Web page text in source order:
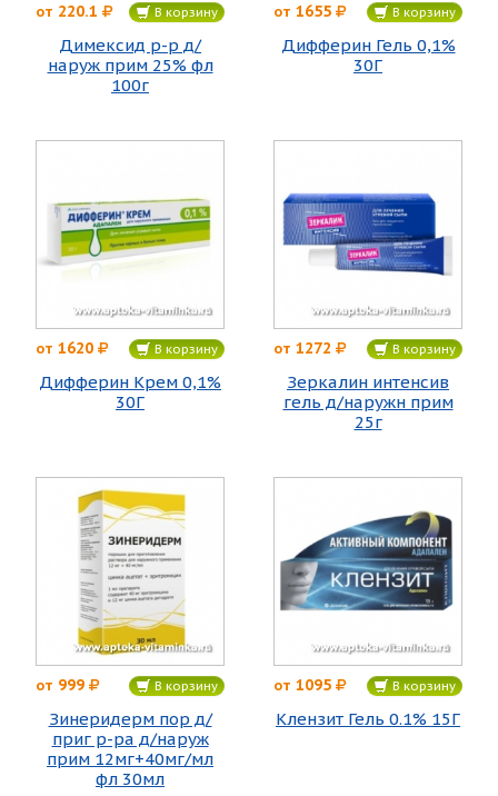
от 220.1 В корзину
Димексид р-р д/
наруж прим 25% фл
100г
от 1655 В корзину
Дифферин Гель 0,1%
30Г
от 1620 В корзину
Дифферин Крем 0,1%
30Г
от 1272 В корзину
Зеркалин интенсив
гель д/наружн прим
25г
от 999 В корзину
Зинеридерм пор д/
приг р-ра д/наруж
прим 12мг+40мг/мл
фл 30мл
от 1095 В корзину
Клензит Гель 0.1% 15Г